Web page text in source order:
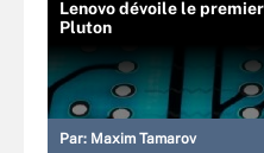
Lenovo dévoile le
Pluton
Par: Maxim Tamarov